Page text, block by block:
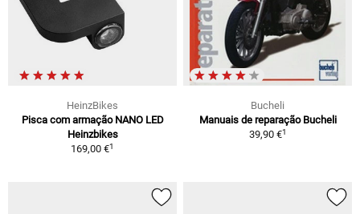
HeinzBikes
Pisca com armação NANO LED
Heinzbikes
169,00 €1
Bucheli
Manuais de reparação Bucheli
39,90 €1